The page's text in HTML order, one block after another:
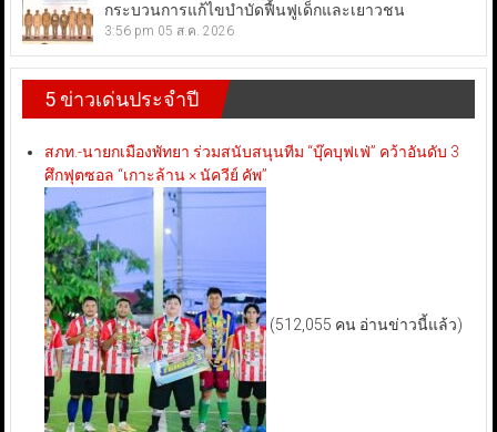
กระบวนการแก้ไขบำบัดฟื้นฟูเด็กและเยาวชน
3:56 pm 05 ส.ค. 2026
5 ข่าวเด่นประจำปี
สภท.-นายกเมืองพัทยา ร่วมสนับสนุนทีม “บุ๊คบุฟเฟ่” คว้าอันดับ 3
ศึกฟุตซอล “เกาะล้าน × นัควีย์ คัพ”
(512,055 คน อ่านข่าวนี้แล้ว)